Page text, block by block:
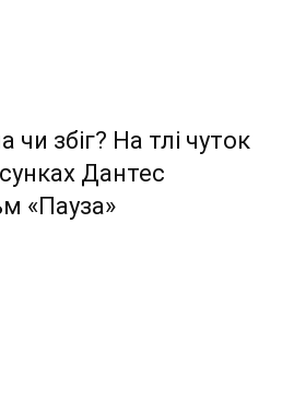
збіг? На тлі чуток
Дантес
«Пауза»